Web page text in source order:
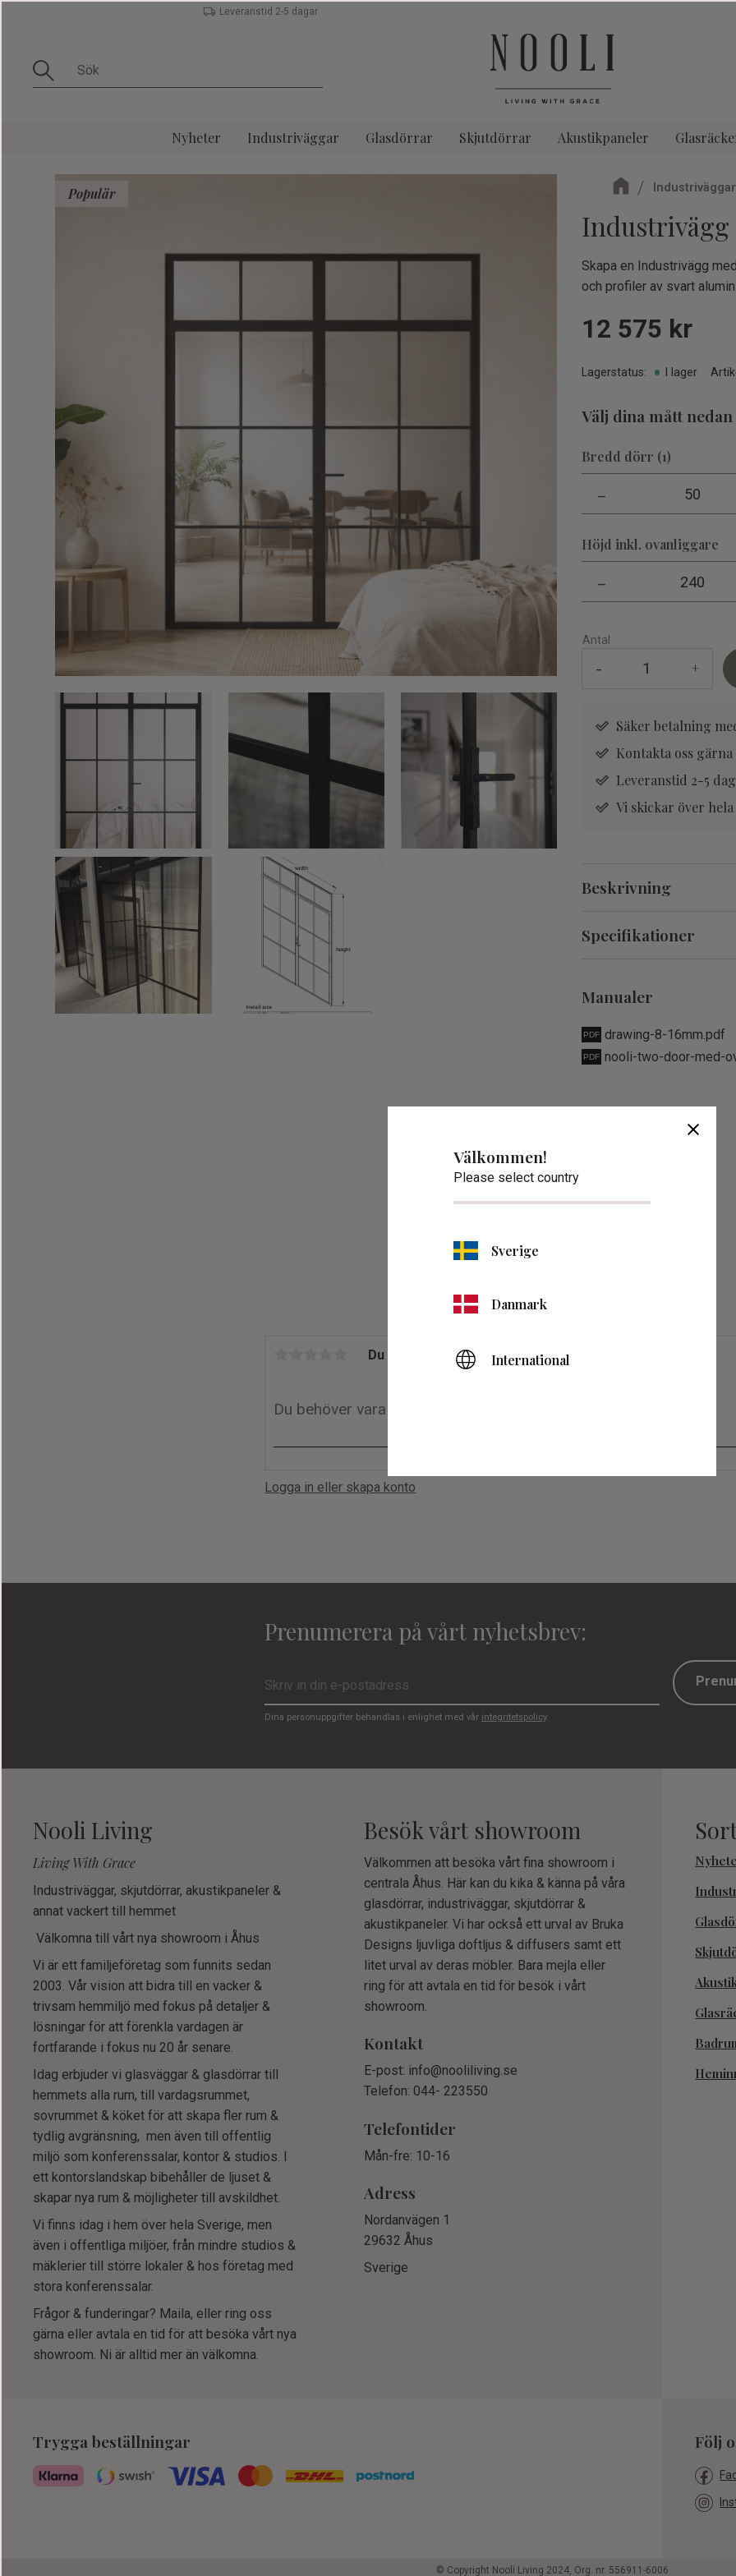
Leveranstid 2-5 dagar
Nyheter Industriväggar Glasdörrar Skjutdörrar Akustikpaneler
Industriväggar
Skapa en Industrivägg
och profiler av svart
Populär
12 575 kr
Välj dina mått nedan
Bredd dörr (1)
- 50
Höjd inkl. ovanliggare
- 240
Antal
+
-
Säker betalning
Kontakta oss
Leveranstid 2-5
Vi skickar över
Lagerstatus I lager
Manualer
drawing-8-16mm.pdf
nooli-two-door-med-
Beskrivning
Specifikationer
Omdömen
Du
Logga in eller skapa konto
Prenumerera på vårt nyhetsbrev:
Dina personuppgifter behandlas i enlighet med vår integritetspolicy.
Nooli Living
Living With Grace
Industriväggar, skjutdörrar, akustikpaneler &
annat vackert till hemmet
Välkomna till vårt nya showroom i Åhus
Vi är ett familjeföretag som funnits sedan
2003. Vår vision att bidra till en vacker &
trivsam hemmiljö med fokus på detaljer &
lösningar för att förenkla vardagen är
fortfarande i fokus nu 20 år senare.
Idag erbjuder vi glasväggar & glasdörrar till
hemmets alla rum, till vardagsrummet,
sovrummet & köket för att skapa fler rum &
tydlig avgränsning, men även till offentlig
miljö som konferenssalar, kontor & studios. I
ett kontorslandskap bibehåller de ljuset &
skapar nya rum & möjligheter till avskildhet.
Vi finns idag i hem över hela Sverige, men
även i offentliga miljöer, från mindre studios &
mäklerier till större lokaler & hos företag med
stora konferenssalar.
Frågor & funderingar? Maila, eller ring oss
gärna eller avtala en tid för att besöka vårt nya
showroom. Ni är alltid mer än välkomna.
Besök vårt showroom
Välkommen att besöka vårt fina showroom i
centrala Åhus. Här kan du kika & känna på våra
glasdörrar, industriväggar, skjutdörrar &
akustikpaneler. Vi har också ett urval av Bruka
Designs ljuvliga doftljus & diffusers samt ett
litet urval av deras möbler. Bara mejla eller
ring för att avtala en tid för besök i vårt
showroom.
Kontakt
E-post: info@nooliliving.se
Telefon: 044- 223550
Telefontider
Mån-fre: 10-16
Adress
Nordanvägen 1
29632 Åhus
Sverige
Följ
Trygga beställningar
© Copyright Nooli Living 2024, Org. nr. 556911-6006
close
Välkommen!
Please select country
Sverige
Danmark
International